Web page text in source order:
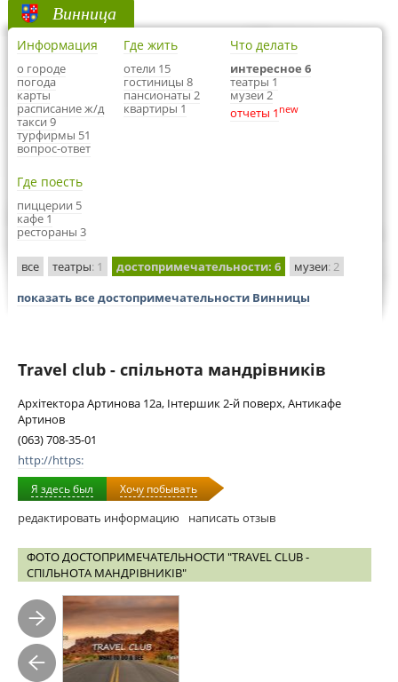
Винница
Информация
о городе
погода
карты
расписание ж/д
такси 9
турфирмы 51
вопрос-ответ
Где жить
отели 15
гостиницы 8
пансионаты 2
квартиры 1
Что делать
интересное 6
театры 1
музеи 2
отчеты 1 new
Где поесть
пиццерии 5
кафе 1
рестораны 3
все театры: 1 достопримечательности: 6 музеи: 2
показать все достопримечательности Винницы
Travel club - спільнота мандрівників
Архітектора Артинова 12а, Інтершик 2-й поверх, Антикафе
Артинов
(063) 708-35-01
http://https:
Я здесь был Хочу побывать
редактировать информацию написать отзыв
ФОТО ДОСТОПРИМЕЧАТЕЛЬНОСТИ "TRAVEL CLUB -
СПІЛЬНОТА МАНДРІВНИКІВ"